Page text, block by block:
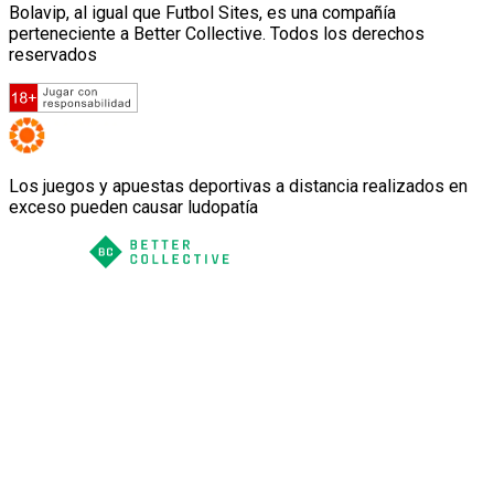
Bolavip, al igual que Futbol Sites, es una compañía
perteneciente a Better Collective. Todos los derechos
reservados
Los juegos y apuestas deportivas a distancia realizados en
exceso pueden causar ludopatía